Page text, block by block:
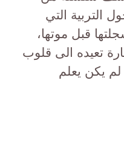
التربية التي
قبل موتها،
تعيده الى قلوب
يكن يعلم